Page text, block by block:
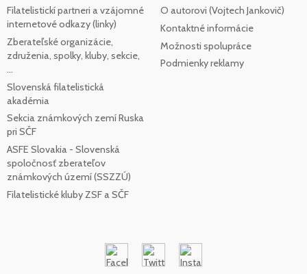
Filatelistickí partneri a vzájomné
internetové odkazy (linky)
Zberateľské organizácie,
združenia, spolky, kluby, sekcie,
...
Slovenská filatelistická
akadémia
Sekcia známkových zemí Ruska
pri SČF
ASFE Slovakia - Slovenská
spoločnosť zberateľov
známkových území (SSZZÚ)
Filatelistické kluby ZSF a SČF
O autorovi (Vojtech Jankovič)
Kontaktné informácie
Možnosti spolupráce
Podmienky reklamy